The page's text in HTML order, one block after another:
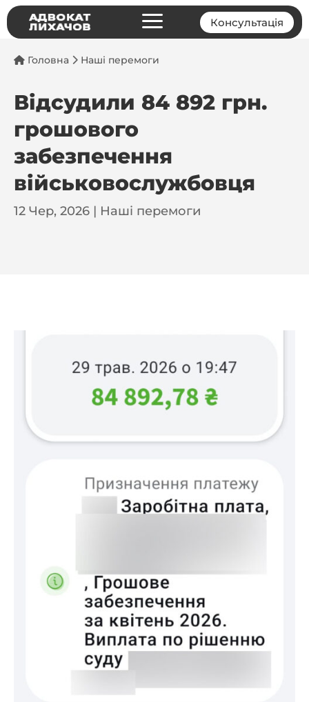
a Консультація
Головна Наші перемоги
Відсудили 84 892 грн.
грошового
забезпечення
військовослужбовця
12 Чер, 2026 | Наші перемоги